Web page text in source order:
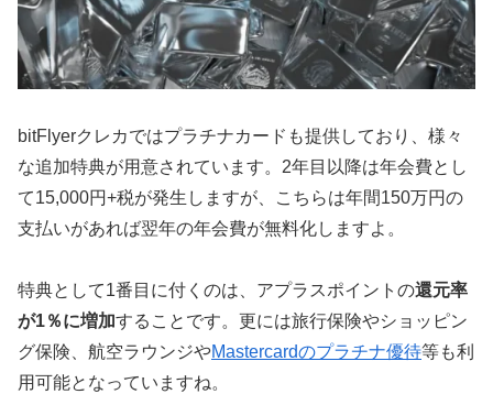
bitFlyerクレカではプラチナカードも提供しており、様々
な追加特典が用意されています。2年目以降は年会費とし
て15,000円+税が発生しますが、こちらは年間150万円の
支払いがあれば翌年の年会費が無料化しますよ。
特典として1番目に付くのは、アプラスポイントの還元率
が1％に増加することです。更には旅行保険やショッピン
グ保険、航空ラウンジやMastercardのプラチナ優待等も利
用可能となっていますね。